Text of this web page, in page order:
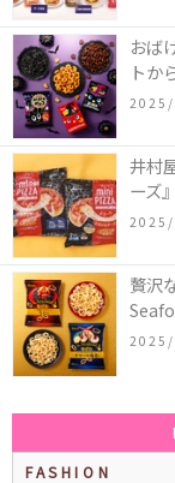
おば
トか
ン限
井村
ーズ
ろご
贅沢
老味
FASHION